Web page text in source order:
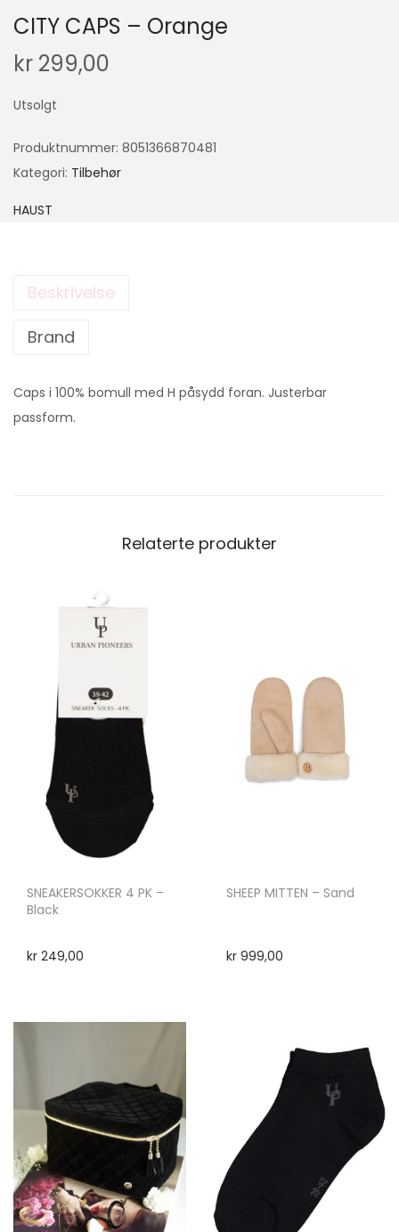
CITY CAPS – Orange
kr 299,00
Utsolgt
Produktnummer: 8051366870481
Kategori: Tilbehør
HAUST
Beskrivelse
Brand
Caps i 100% bomull med H påsydd foran. Justerbar
passform.
Relaterte produkter
SNEAKERSOKKER 4 PK –
Black
kr 249,00
SHEEP MITTEN – Sand
kr999,00